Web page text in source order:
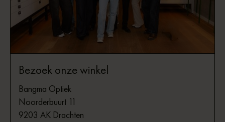
Bezoek onze winkel
Bangma Optiek
Noorderbuurt 11
9203 AK Drachten